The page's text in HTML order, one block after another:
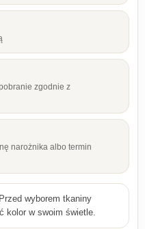
zgodnie z
narożnika albo termin
Przed wyborem tkaniny
kolor w swoim świetle.